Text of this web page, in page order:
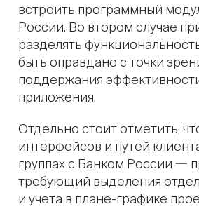
встроить программный
России. Во втором случае
разделять
быть оправдано с точки
поддержания
приложения.
Отдельно стоит отметить,
интерфейсов и путей
группах с Банком России 一
требующий выделения
и учета в плане-графике